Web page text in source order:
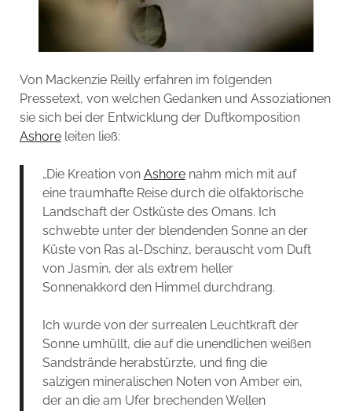
Von Mackenzie Reilly erfahren im folgenden
Pressetext, von welchen Gedanken und Assoziationen
sie sich bei der Entwicklung der Duftkomposition
Ashoreleiten ließ:
„Die Kreation von Ashorenahm mich mit auf
eine traumhafte Reise durch die olfaktorische
Landschaft der Ostküste des Omans. Ich
schwebte unter der blendenden Sonne an der
Küste von Ras al-Dschinz, berauscht vom Duft
von Jasmin, der als extrem heller
Sonnenakkord den Himmel durchdrang.
Ich wurde von der surrealen Leuchtkraft der
Sonne umhüllt, die auf die unendlichen weißen
Sandstrände herabstürzte, und fing die
salzigen mineralischen Noten von Amber ein,
der an die am Ufer brechenden Wellen